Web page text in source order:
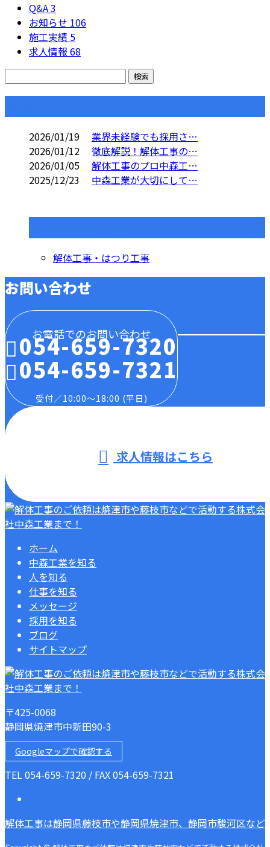
Q&A3
お知らせ 106
施工実績 5
求人情報 68
2026/01/19
業界未経験でも採用さ…
2026/01/12
徹底解説！解体工事の…
2026/01/05
解体工事のプロ中森工…
2025/12/23
中森工業が大切にして…
解体工事・はつり工事
お問い合わせ
お電話でのお問い合わせ
054-659-7320
054-659-7321
受付／10:00～18:00 (平日)
求人情報はこちら
ホーム
中森工業を知る
人を知る
仕事を知る
メッセージ
採用を知る
ブログ
サイトマップ
〒425-0068
静岡県焼津市中新田90-3
Googleマップで確認する
TEL 054-659-7320 / FAX 054-659-7321
解体工事は静岡県藤枝市や静岡県焼津市、静岡市駿河区な